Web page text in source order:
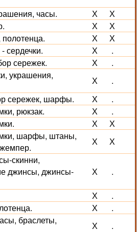
часы. Х
Х
Х
Х
полотенца. Х
Х
сердечки. Х
.
сережек. Х
.
украшения,
Х
.
сережек, шарфы. Х
.
рюкзак. Х
.
Х
Х
шарфы, штаны,
Х Х
скинни,
джинсы, джинсы-
Х .
Х
.
Х
.
браслеты,
Х .